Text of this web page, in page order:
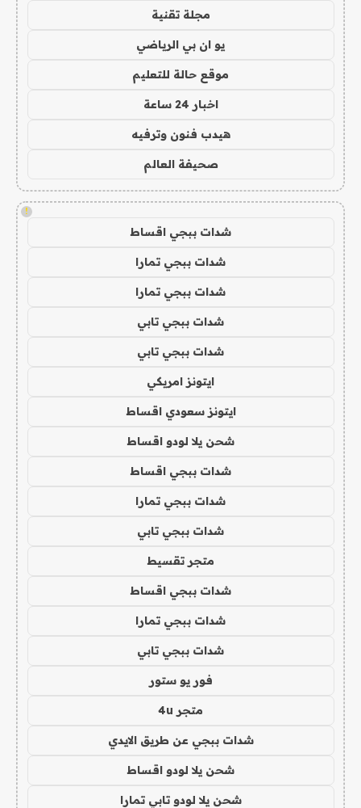
مجلة تقنية
يو ان بي الرياضي
موقع حالة للتعليم
اخبار 24 ساعة
هيدب فنون وترفيه
صحيفة العالم
!
شدات ببجي اقساط
شدات ببجي تمارا
شدات ببجي تمارا
شدات ببجي تابي
شدات ببجي تابي
ايتونز امريكي
ايتونز سعودي اقساط
شحن يلا لودو اقساط
شدات ببجي اقساط
شدات ببجي تمارا
شدات ببجي تابي
متجر تقسيط
شدات ببجي اقساط
شدات ببجي تمارا
شدات ببجي تابي
فور يو ستور
متجر 4u
شدات ببجي عن طريق الايدي
شحن يلا لودو اقساط
شحن يلا لودو تابي تمارا